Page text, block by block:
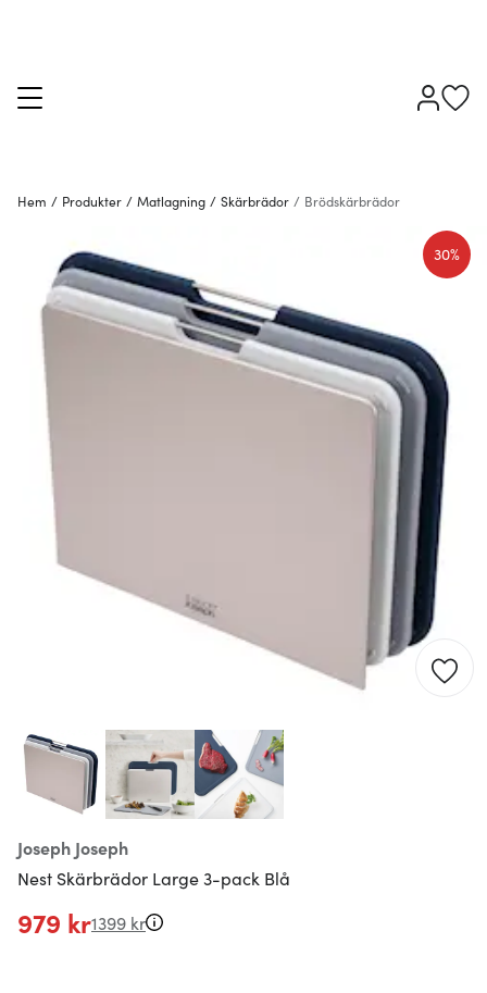
Hem / Produkter / Matlagning / Skärbrädor / Brödskärbrädor
Joseph Joseph
Nest Skärbrädor Large 3-pack Blå
30%
979 kr1399 kr